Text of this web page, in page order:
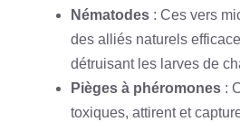
Nématodes : Ces vers
des alliés naturels
détruisant les larves de
Pièges à phéromones :
toxiques, attirent et